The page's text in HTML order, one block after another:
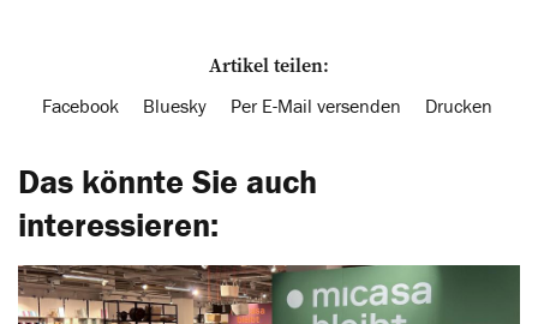
Artikel teilen:
Facebook Bluesky Per E-Mail versenden Drucken
Das könnte Sie auch
interessieren: